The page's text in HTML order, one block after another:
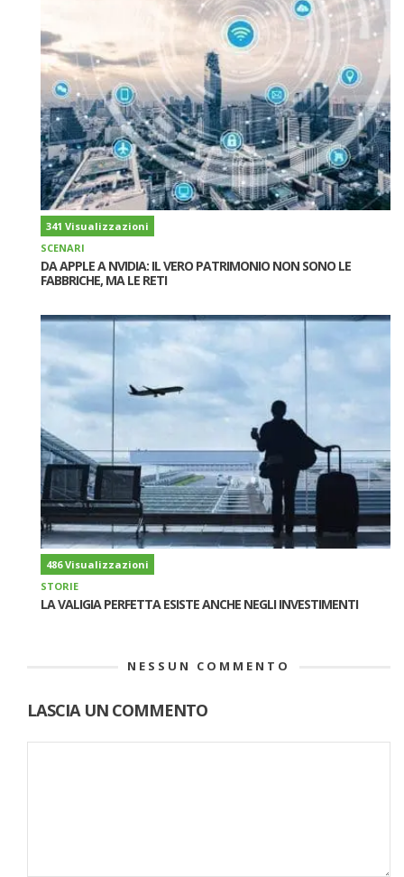
341 Visualizzazioni
SCENARI
DA APPLE A NVIDIA: IL VERO PATRIMONIO NON SONO LE
FABBRICHE, MA LE RETI
486 Visualizzazioni
STORIE
LA VALIGIA PERFETTA ESISTE ANCHE NEGLI INVESTIMENTI
NESSUN COMMENTO
LASCIA UN COMMENTO